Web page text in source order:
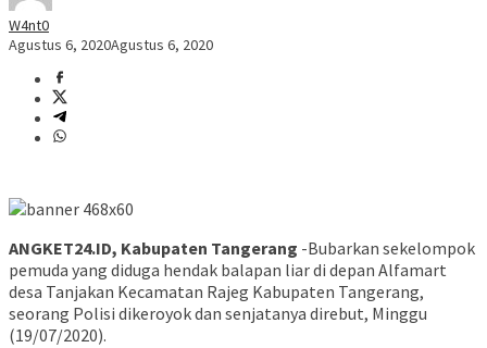
W4nt0
Agustus 6, 2020Agustus 6, 2020
ANGKET24.ID, Kabupaten Tangerang -Bubarkan sekelompok
pemuda yang diduga hendak balapan liar di depan Alfamart
desa Tanjakan Kecamatan Rajeg Kabupaten Tangerang,
seorang Polisi dikeroyok dan senjatanya direbut, Minggu
(19/07/2020).